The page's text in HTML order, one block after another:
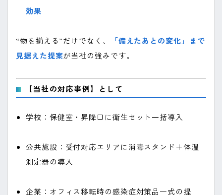
効果
“物を揃える”だけでなく、
「備えたあとの変化」まで
見据えた提案が当社の強みです。
【当社の対応事例】として
学校：保健室・昇降口に衛生セット一括導入
公共施設：受付対応エリアに消毒スタンド＋体温
測定器の導入
企業：オフィス移転時の感染症対策品一式の提